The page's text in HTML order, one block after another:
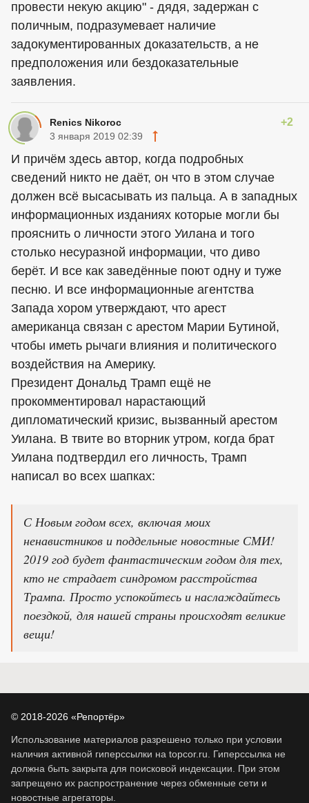
провести некую акцию" - дядя, задержан с
поличным, подразумевает наличие
задокументированных доказательств, а не
предположения или бездоказательные
заявления.
Renics Nikoroc +2
3 января 2019 02:39
И причём здесь автор, когда подробных
сведений никто не даёт, он что в этом случае
должен всё высасывать из пальца. А в западных
информационных изданиях которые могли бы
прояснить о личности этого Уилана и того
столько несуразной информации, что диво
берёт. И все как заведённые поют одну и туже
песню. И все информационные агентства
Запада хором утверждают, что арест
американца связан с арестом Марии Бутиной,
чтобы иметь рычаги влияния и политического
воздействия на Америку.
Президент Дональд Трамп ещё не
прокомментировал нарастающий
дипломатический кризис, вызванный арестом
Уилана. В твите во вторник утром, когда брат
Уилана подтвердил его личность, Трамп
написал во всех шапках:
С Новым годом всех, включая моих
ненавистников и поддельные новостные СМИ!
2019 год будет фантастическим годом для тех,
кто не страдает синдромом расстройства
Трампа. Просто успокойтесь и наслаждайтесь
поездкой, для нашей страны происходят великие
вещи!
© 2018-2026 «Репортёр»
Использование материалов разрешено только при условии
наличия активной гиперссылки на topcor.ru. Гиперссылка не
должна быть закрыта для поисковой индексации. При этом
запрещено их распространение через обменные сети и
новостные агрегаторы.